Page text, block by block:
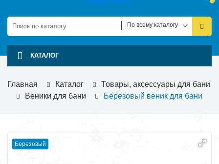
По всему каталогу
КАТАЛОГ
Главная Каталог
Товары, аксессуары для бани
Веники для бани
Березовый веник для бани
Березовый